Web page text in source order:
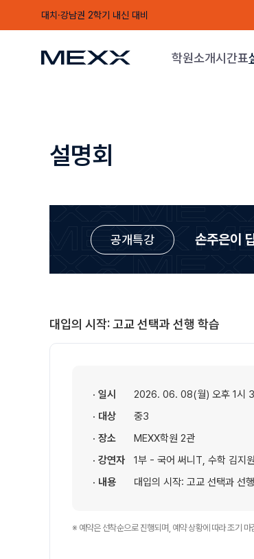
대치·강남권 2학기 내신 대비
학원소개시간표
설명회
공개특강 손주은이
대입의 시작: 고교 선택과 선행 학습
· 일시
2026. 06. 08(월) 오후 1시
· 대상
중3
· 장소
MEXX학원 2관
· 강연자
1부 - 국어 써니T, 수학 김지
· 내용
대입의 시작: 고교 선택과 선
※ 예약은 선착순으로 진행되며, 예약 상황에 따라 조기 마